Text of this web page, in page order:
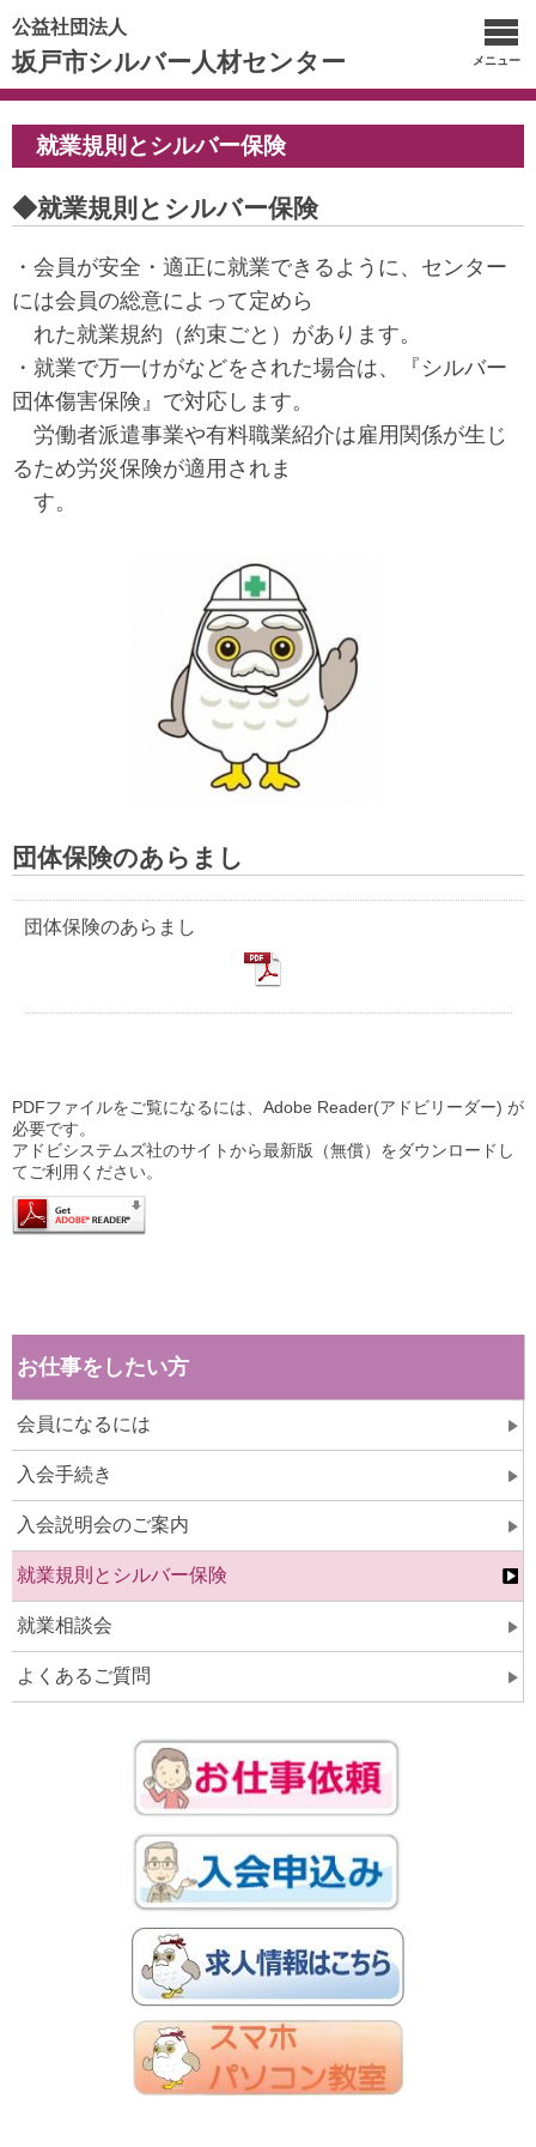
公益社団法人
坂戸市シルバー人材センター メニュー
就業規則とシルバー保険
◆就業規則とシルバー保険
・会員が安全・適正に就業できるように、センター
には会員の総意によって定めら
れた就業規約（約束ごと）があります。
・就業で万一けがなどをされた場合は、『シルバー
団体傷害保険』で対応します。
労働者派遣事業や有料職業紹介は雇用関係が生じ
るため労災保険が適用されま
す。
団体保険のあらまし
団体保険のあらまし
PDFファイルをご覧になるには、Adobe Reader(アドビリーダー) が
必要です。
アドビシステムズ社のサイトから最新版（無償）をダウンロードし
てご利用ください。
お仕事をしたい方
会員になるには
入会手続き
入会説明会のご案内
就業規則とシルバー保険
就業相談会
よくあるご質問